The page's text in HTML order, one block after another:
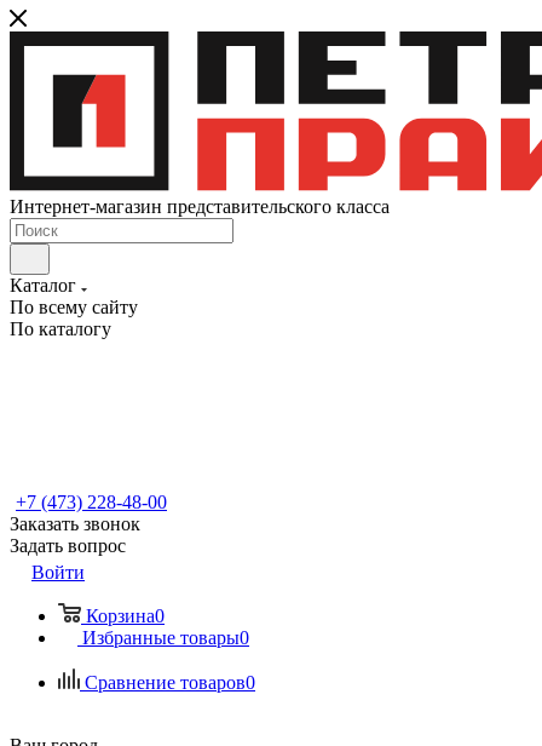
Интернет-магазин представительского класса
Каталог
По всему сайту
По каталогу
+7 (473) 228-48-00
Заказать звонок
Задать вопрос
Войти
Корзина0
Избранные товары0
Сравнение товаров0